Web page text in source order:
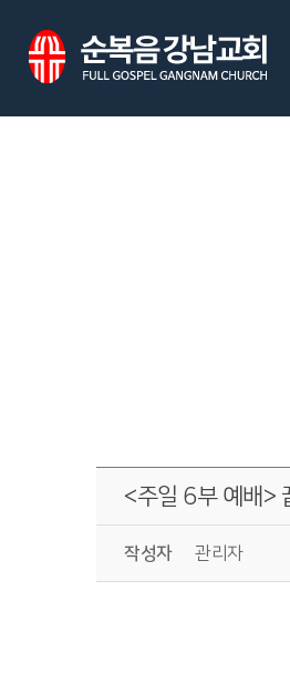
<주일 6부 예배>
작성자 관리자